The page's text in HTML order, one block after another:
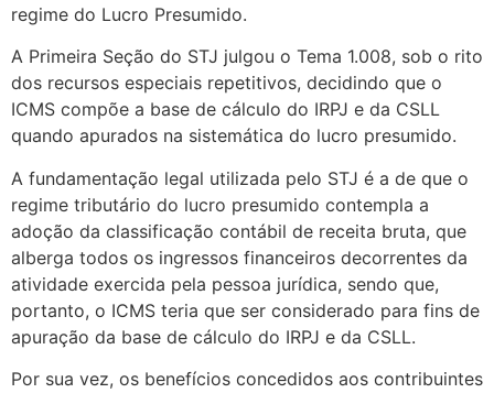
regime do Lucro Presumido.
A Primeira Seção do STJ julgou o Tema 1.008, sob o rito
dos recursos especiais repetitivos, decidindo que o
ICMS compõe a base de cálculo do IRPJ e da CSLL
quando apurados na sistemática do lucro presumido.
A fundamentação legal utilizada pelo STJ é a de que o
regime tributário do lucro presumido contempla a
adoção da classificação contábil de receita bruta, que
alberga todos os ingressos financeiros decorrentes da
atividade exercida pela pessoa jurídica, sendo que,
portanto, o ICMS teria que ser considerado para fins de
apuração da base de cálculo do IRPJ e da CSLL.
Por sua vez, os benefícios concedidos aos contribuintes